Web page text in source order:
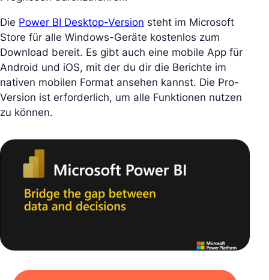
Die Power BI Desktop-Version steht im Microsoft
Store für alle Windows-Geräte kostenlos zum
Download bereit. Es gibt auch eine mobile App für
Android und iOS, mit der du dir die Berichte im
nativen mobilen Format ansehen kannst. Die Pro-
Version ist erforderlich, um alle Funktionen nutzen
zu können.